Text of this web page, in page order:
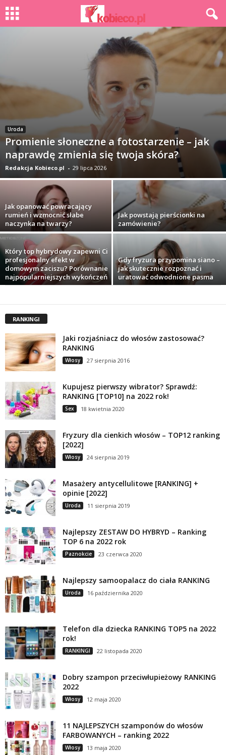
Uroda
Promienie słoneczne a fotostarzenie – jak
naprawdę zmienia się twoja skóra?
Redakcja Kobieco.pl - 29 lipca 2026
Jak opanować powracający
rumień i wzmocnić słabe
naczynka na twarzy?
Jak powstają pierścionki na
zamówienie?
Który top hybrydowy zapewni Ci
profesjonalny efekt w
domowym zaciszu? Porównanie
najpopularniejszych wykończeń
Gdy fryzura przypomina siano –
jak skutecznie rozpoznać i
uratować odwodnione pasma
RANKINGI
Jaki rozjaśniacz do włosów zastosować?
RANKING
Włosy 27 sierpnia 2016
Kupujesz pierwszy wibrator? Sprawdź:
RANKING [TOP10] na 2022 rok!
Sex 18 kwietnia 2020
Fryzury dla cienkich włosów – TOP12 ranking
[2022]
Włosy 24 sierpnia 2019
Masażery antycellulitowe [RANKING] +
opinie [2022]
Uroda 11 sierpnia 2019
Najlepszy ZESTAW DO HYBRYD – Ranking
TOP 6 na 2022 rok
Paznokcie 23 czerwca 2020
Najlepszy samoopalacz do ciała RANKING
Uroda 16 października 2020
Telefon dla dziecka RANKING TOP5 na 2022
rok!
RANKINGI 22 listopada 2020
Dobry szampon przeciwłupieżowy RANKING
2022
Włosy 12 maja 2020
11 NAJLEPSZYCH szamponów do włosów
FARBOWANYCH – ranking 2022
Włosy 13 maja 2020